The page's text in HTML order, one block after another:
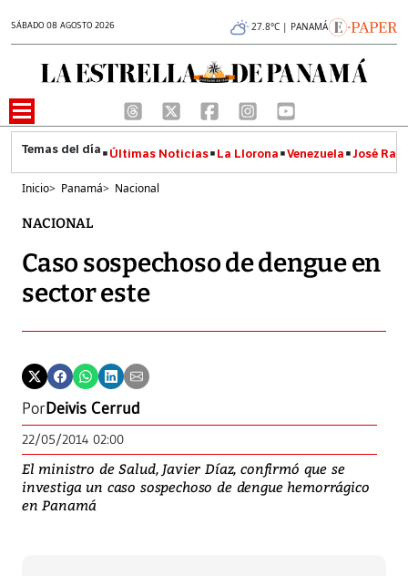
SÁBADO 08 AGOSTO 2026 27.8°C | PANAMÁ
Últimas Noticias La Llorona Venezuela José
Inicio> Panamá> Nacional
NACIONAL
Caso sospechoso de dengue en
sector este
PorDeivis Cerrud
22/05/2014 02:00
El ministro de Salud, Javier Díaz, confirmó que se
investiga un caso sospechoso de dengue hemorrágico
en Panamá